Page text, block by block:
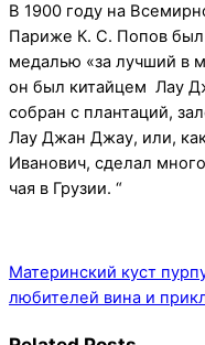
В 1900 году на
Париже К. С. Попов
медалью «за лучший в
он был китайцем Лау
собран с плантаций,
Лау Джан Джау, или,
Иванович, сделал
чая в Грузии. “
Материнский куст
любителей вина и